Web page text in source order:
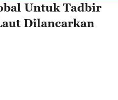
Untuk Tadbir
Dilancarkan